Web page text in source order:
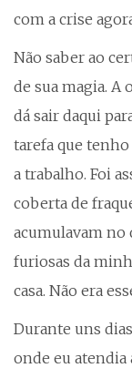
com a crise
Não saber ao
de sua magia. A
dá sair daqui
tarefa que
a trabalho. Foi
coberta de
acumulavam no
furiosas da
casa. Não era
Durante uns
onde eu atendia